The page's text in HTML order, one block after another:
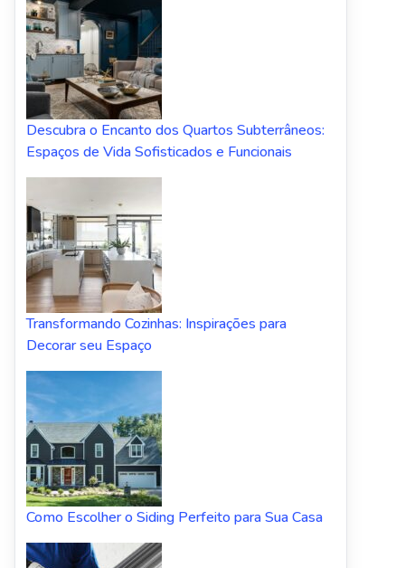
Descubra o Encanto dos Quartos Subterrâneos:
Espaços de Vida Sofisticados e Funcionais
Transformando Cozinhas: Inspirações para
Decorar seu Espaço
Como Escolher o Siding Perfeito para Sua Casa